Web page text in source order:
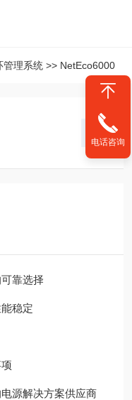
管理系统 >> NetEco6000
靠选择
稳定
源解决方案供应商
电话咨询